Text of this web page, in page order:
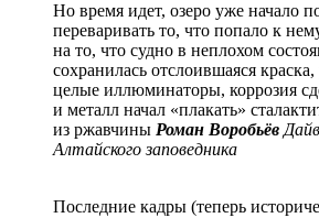
Но время идет, озеро уже начало
переваривать то, что попало к
на то, что судно в неплохом
сохранилась отслоившаяся краска,
целые иллюминаторы, коррозия
и металл начал «плакать»
из ржавчины Роман Воробьёв
Алтайского заповедника
Последние кадры (теперь